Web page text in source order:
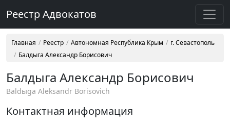
Реестр Адвокатов
Главная Реестр Автономная Республика Крым
г. Севастополь
Балдыга Александр Борисович
Балдыга Александр Борисович
Baldыga Aleksandr Borisovich
Контактная информация